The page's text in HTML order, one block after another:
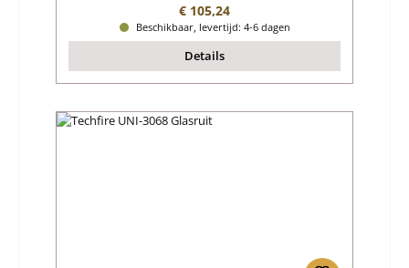
Normale prijs:
€ 105,24
Beschikbaar, levertijd: 4-6 dagen
Details